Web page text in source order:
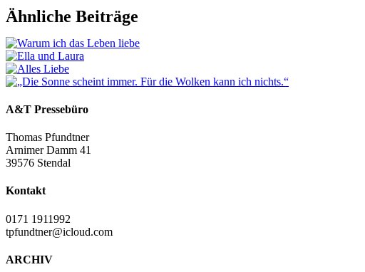
Ähnliche Beiträge
A&T Pressebüro
Thomas Pfundtner
Arnimer Damm 41
39576 Stendal
Kontakt
0171 1911992
tpfundtner@icloud.com
ARCHIV